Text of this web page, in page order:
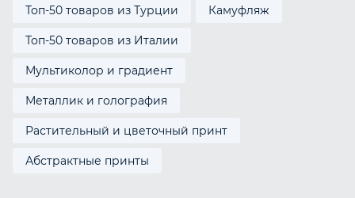
Топ-50 товаров из Турции Камуфляж
Топ-50 товаров из Италии
Мультиколор и градиент
Металлик и голография
Растительный и цветочный принт
Абстрактные принты